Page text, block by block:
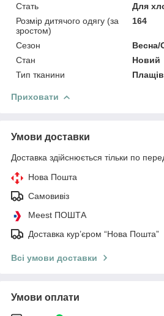
Стать
Для
Розмір дитячого одягу (за
зростом)
164
Сезон
Весна/
Стан
Новий
Тип тканини
Приховати
Умови доставки
Доставка здійснюється тільки по
Нова Пошта
Самовивіз
Meest ПОШТА
Доставка кур’єром “Нова Пошта”
Всі умови доставки
Умови оплати